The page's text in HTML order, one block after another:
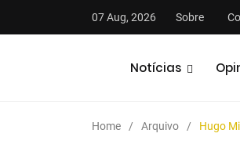
07 Aug, 2026 Sobre
Notícias
Home Arquivo Hugo